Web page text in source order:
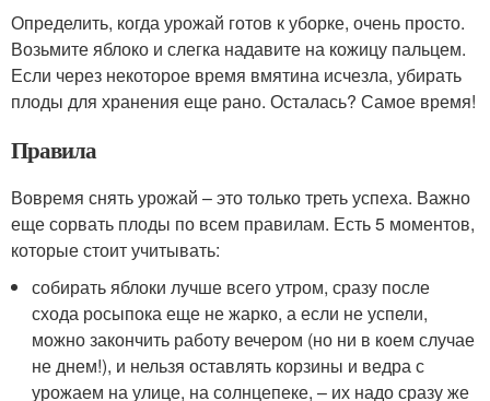
Определить, когда урожай готов к уборке, очень просто.
Возьмите яблоко и слегка надавите на кожицу пальцем.
Если через некоторое время вмятина исчезла, убирать
плоды для хранения еще рано. Осталась? Самое время!
Правила
Вовремя снять урожай – это только треть успеха. Важно
еще сорвать плоды по всем правилам. Есть 5 моментов,
которые стоит учитывать:
собирать яблоки лучше всего утром, сразу после
схода росыпока еще не жарко, а если не успели,
можно закончить работу вечером (но ни в коем случае
не днем!), и нельзя оставлять корзины и ведра с
урожаем на улице, на солнцепеке, – их надо сразу же